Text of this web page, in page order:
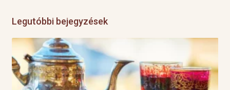
Legutóbbi bejegyzések